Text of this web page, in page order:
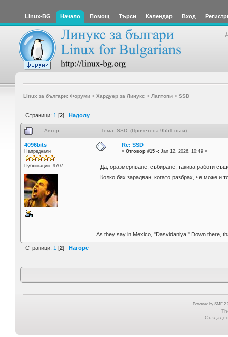
Linux-BG Начало Помощ Търси Календар Вход
Linux за българи: Форуми> Хардуер за Линукс > Лаптопи> SSD
Страници: 1 [2] Надолу
Автор Тема: SSD (Прочетена 9551 пъти)
4096bits
Напреднали
Публикации: 9707
Re: SSD
«Отговор #15 -: Jan 12, 2026, 10:49 »
Да, оразмеряване, събиране, такива работи
Колко бях зарадван, когато разбрах, че може и
As they say in Mexico, "Dasvidaniya!" Down there,
Страници: 1 [2] Нагоре
Powered by SMF